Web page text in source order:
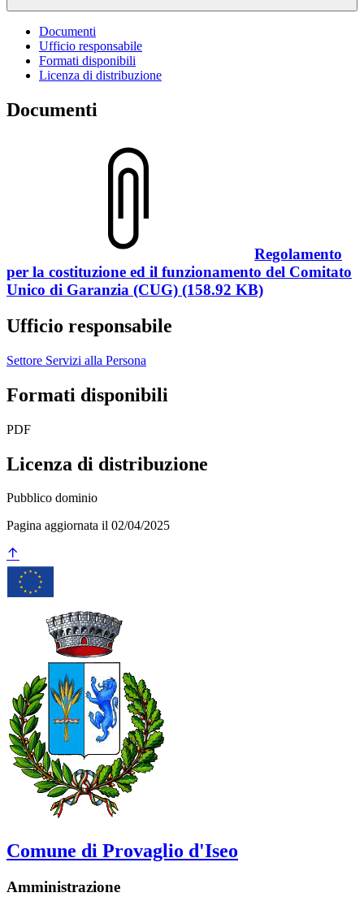
Documenti
Ufficio responsabile
Formati disponibili
Licenza di distribuzione
Documenti
Regolamento
per la costituzione ed il funzionamento del Comitato
Unico di Garanzia (CUG) (158.92 KB)
Ufficio responsabile
Settore Servizi alla Persona
Formati disponibili
PDF
Licenza di distribuzione
Pubblico dominio
Pagina aggiornata il 02/04/2025
Comune di Provaglio d'Iseo
Amministrazione